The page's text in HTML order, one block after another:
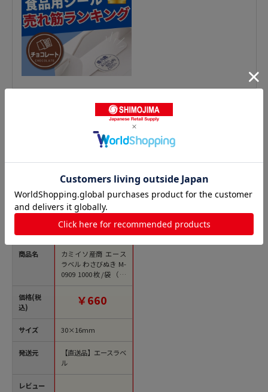
惣菜シールの人気商品との比較
商品名
価格(税
込)
サイズ
発送元
レビュー
カミイソ産商 エース
ラベル わさびぬき M-
0909 1000枚/袋（ご
注文単位1袋）【直送
￥660
30×16mm
【直送品】エースラベ
ル